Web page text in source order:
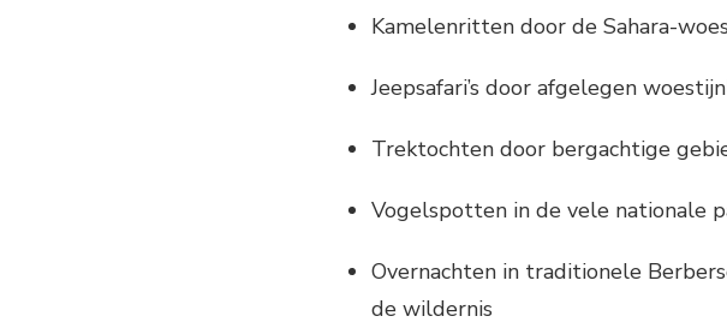
Kamelenritten door de Sahara-
Jeepsafari’s door afgelegen
Trektochten door bergachtige
Vogelspotten in de vele nationale
Overnachten in traditionele
de wildernis